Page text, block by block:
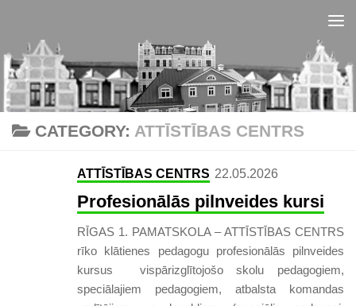
CATEGORY: ATTĪSTĪBAS CENTRS
ATTĪSTĪBAS CENTRS 22.05.2026
Profesionālās pilnveides kursi
RĪGAS 1. PAMATSKOLA – ATTĪSTĪBAS CENTRS
rīko klātienes pedagogu profesionālās pilnveides
kursus vispārizglītojošo skolu pedagogiem,
speciālajiem pedagogiem, atbalsta komandas